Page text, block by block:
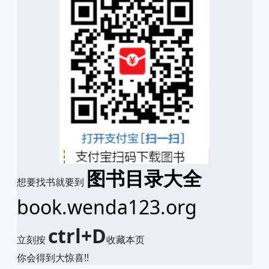
想要找书就要到 图书目录大全
book.wenda123.org
立刻按 ctrl+D收藏本页
你会得到大惊喜!!